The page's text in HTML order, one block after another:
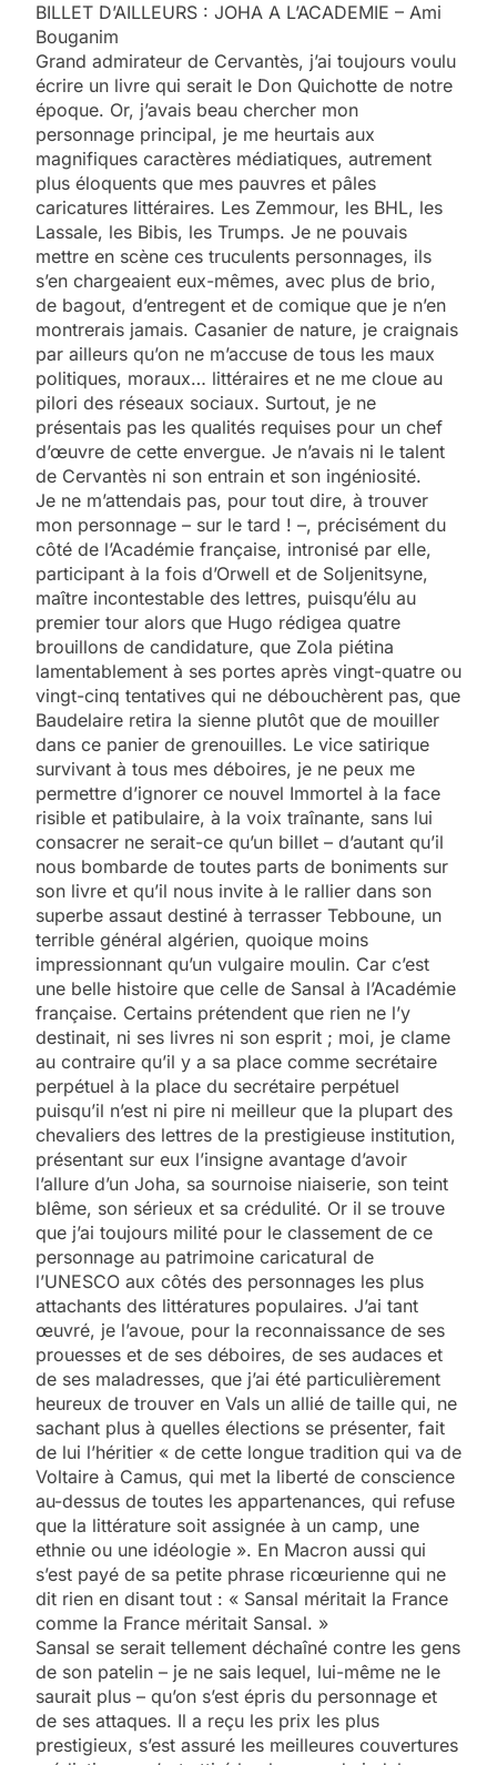
BILLET D’AILLEURS : JOHA A L’ACADEMIE – Ami
Bouganim
Grand admirateur de Cervantès, j’ai toujours voulu
écrire un livre qui serait le Don Quichotte de notre
époque. Or, j’avais beau chercher mon
personnage principal, je me heurtais aux
magnifiques caractères médiatiques, autrement
plus éloquents que mes pauvres et pâles
caricatures littéraires. Les Zemmour, les BHL, les
Lassale, les Bibis, les Trumps. Je ne pouvais
mettre en scène ces truculents personnages, ils
s’en chargeaient eux-mêmes, avec plus de brio,
de bagout, d’entregent et de comique que je n’en
montrerais jamais. Casanier de nature, je craignais
par ailleurs qu’on ne m’accuse de tous les maux
politiques, moraux… littéraires et ne me cloue au
pilori des réseaux sociaux. Surtout, je ne
présentais pas les qualités requises pour un chef
d’œuvre de cette envergue. Je n’avais ni le talent
de Cervantès ni son entrain et son ingéniosité.
Je ne m’attendais pas, pour tout dire, à trouver
mon personnage – sur le tard ! –, précisément du
côté de l’Académie française, intronisé par elle,
participant à la fois d’Orwell et de Soljenitsyne,
maître incontestable des lettres, puisqu’élu au
premier tour alors que Hugo rédigea quatre
brouillons de candidature, que Zola piétina
lamentablement à ses portes après vingt-quatre ou
vingt-cinq tentatives qui ne débouchèrent pas, que
Baudelaire retira la sienne plutôt que de mouiller
dans ce panier de grenouilles. Le vice satirique
survivant à tous mes déboires, je ne peux me
permettre d’ignorer ce nouvel Immortel à la face
risible et patibulaire, à la voix traînante, sans lui
consacrer ne serait-ce qu’un billet – d’autant qu’il
nous bombarde de toutes parts de boniments sur
son livre et qu’il nous invite à le rallier dans son
superbe assaut destiné à terrasser Tebboune, un
terrible général algérien, quoique moins
impressionnant qu’un vulgaire moulin. Car c’est
une belle histoire que celle de Sansal à l’Académie
française. Certains prétendent que rien ne l’y
destinait, ni ses livres ni son esprit ; moi, je clame
au contraire qu’il y a sa place comme secrétaire
perpétuel à la place du secrétaire perpétuel
puisqu’il n’est ni pire ni meilleur que la plupart des
chevaliers des lettres de la prestigieuse institution,
présentant sur eux l’insigne avantage d’avoir
l’allure d’un Joha, sa sournoise niaiserie, son teint
blême, son sérieux et sa crédulité. Or il se trouve
que j’ai toujours milité pour le classement de ce
personnage au patrimoine caricatural de
l’UNESCO aux côtés des personnages les plus
attachants des littératures populaires. J’ai tant
œuvré, je l’avoue, pour la reconnaissance de ses
prouesses et de ses déboires, de ses audaces et
de ses maladresses, que j’ai été particulièrement
heureux de trouver en Vals un allié de taille qui, ne
sachant plus à quelles élections se présenter, fait
de lui l’héritier « de cette longue tradition qui va de
Voltaire à Camus, qui met la liberté de conscience
au-dessus de toutes les appartenances, qui refuse
que la littérature soit assignée à un camp, une
ethnie ou une idéologie ». En Macron aussi qui
s’est payé de sa petite phrase ricœurienne qui ne
dit rien en disant tout : « Sansal méritait la France
comme la France méritait Sansal. »
Sansal se serait tellement déchaîné contre les gens
de son patelin – je ne sais lequel, lui-même ne le
saurait plus – qu’on s’est épris du personnage et
de ses attaques. Il a reçu les prix les plus
prestigieux, s’est assuré les meilleures couvertures